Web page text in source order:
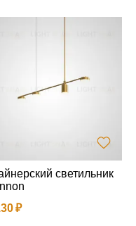
светильник